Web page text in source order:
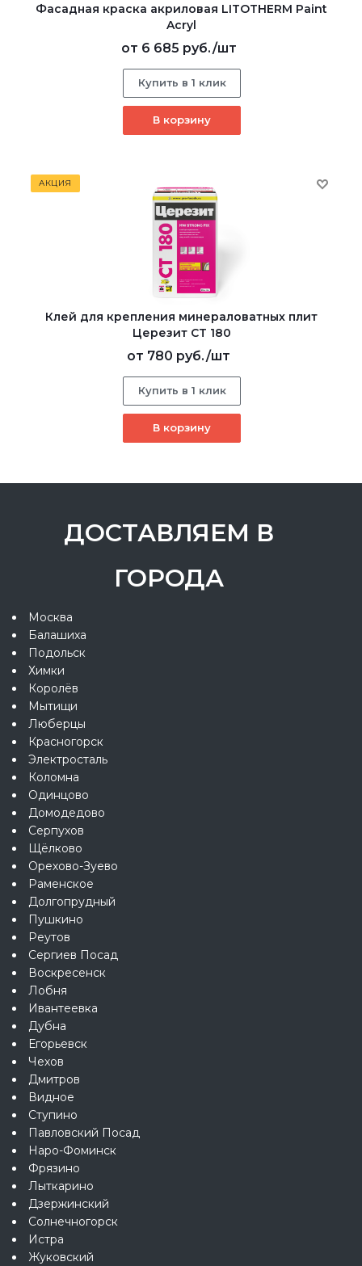
Фасадная краска акриловая LITOTHERM Paint
Acryl
от 6 685 руб./шт
Купить в 1 клик
В корзину
АКЦИЯ
Клей для крепления минераловатных плит
Церезит CT 180
от 780 руб./шт
Купить в 1 клик
В корзину
ДОСТАВЛЯЕМ В
ГОРОДА
Москва
Балашиха
Подольск
Химки
Королёв
Мытищи
Люберцы
Красногорск
Электросталь
Коломна
Одинцово
Домодедово
Серпухов
Щёлково
Орехово-Зуево
Раменское
Долгопрудный
Пушкино
Реутов
Сергиев Посад
Воскресенск
Лобня
Ивантеевка
Дубна
Егорьевск
Чехов
Дмитров
Видное
Ступино
Павловский Посад
Наро-Фоминск
Фрязино
Лыткарино
Дзержинский
Солнечногорск
Истра
Жуковский